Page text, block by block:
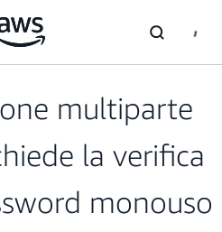
multiparte
la verifica
monouso